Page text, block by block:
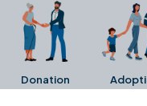
Donation